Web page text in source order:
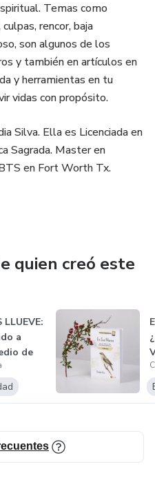
Temas como
rencor, baja
son algunos de los
y también en artículos en
y herramientas en tu
vidas con propósito.
Silva. Ella es Licenciada en
Sagrada. Master en
en Fort Worth Tx.
Directora del
Todo un Poco con
Noticias de Geopolítica
para el Alma. Directora
Escritora de libros de
para mujeres, parejas y
quien creó este
LLUEVE:
a
de